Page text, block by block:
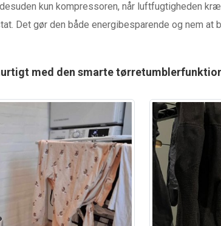
kun kompressoren, når luftfugtigheden
Det gør den både energibesparende og nem at
med den smarte